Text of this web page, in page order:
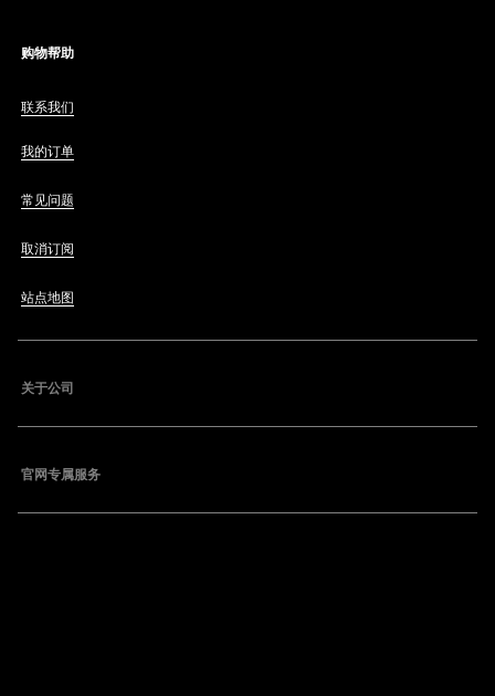
购物帮助
联系我们
我的订单
常见问题
取消订阅
站点地图
关于公司
官网专属服务